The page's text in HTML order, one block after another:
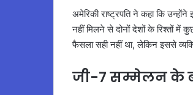
अमेरिकी राष्ट्रपति ने कहा कि
नहीं मिलने से दोनों देशों के रिश्तों
फैसला सही नहीं था, लेकिन इससे
जी-7 सम्मेलन के